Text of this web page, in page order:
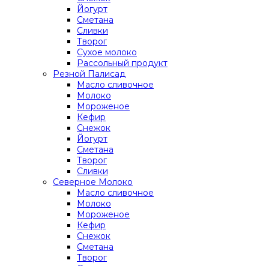
Йогурт
Сметана
Сливки
Творог
Сухое молоко
Рассольный продукт
Резной Палисад
Масло сливочное
Молоко
Мороженое
Кефир
Снежок
Йогурт
Сметана
Творог
Сливки
Северное Молоко
Масло сливочное
Молоко
Мороженое
Кефир
Снежок
Сметана
Творог